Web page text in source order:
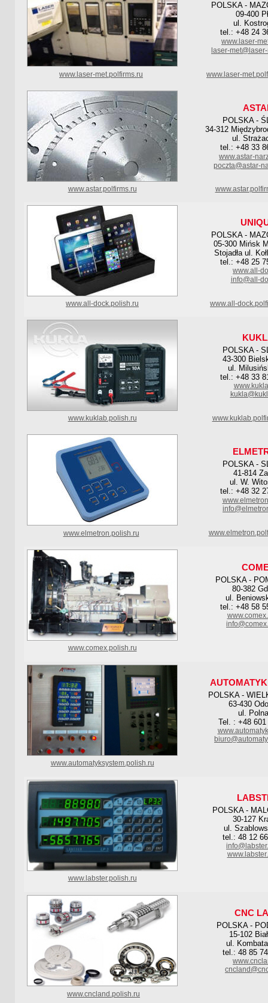
POLSKA -
09-400
ul.
tel.: +48 24
www.laser-
laser-
www.laser-met.polfirms.ru www.laser-
POLSKA -
34-312
ul.
tel.: +48 33
www.astar-
poczta@astar-
www.astar.polfirms.ru
POLSKA -
05-300 Mińsk
Stojadła ul.
tel.: +48 25
www.all-
info@all-
www.all-dock.polish.ru www.all-
POLSKA -
43-300
ul.
tel.: +48 33
www.kuklab.polish.ru
POLSKA -
41-814
ul. W.
tel.: +48 32
www.elmetron.polish.ru
POLSKA -
80-382
ul.
tel.: +48 58
www.comex.polish.ru
POLSKA -
63-430
ul.
Tel. : +48 601
www.automatyksystem.polish.ru
POLSKA -
30-127
ul.
tel.: 48 12
www.labster.polish.ru
CNC
POLSKA -
15-102
ul.
tel.: 48 85
www.cncland.polish.ru